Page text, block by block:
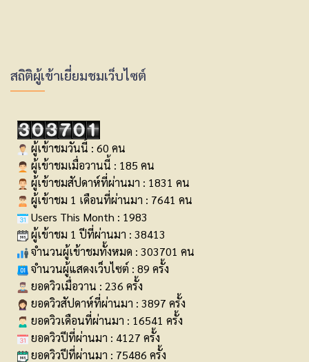
สถิติผู้เข้าเยี่ยมชมเว็บไซต์
ผู้เข้าชมวันนี้ : 60 คน
ผู้เข้าชมเมื่อวานนี้ : 185 คน
ผู้เข้าชมสัปดาห์ที่ผ่านมา : 1831 คน
ผู้เข้าชม 1 เดือนที่ผ่านมา : 7641 คน
Users This Month : 1983
ผู้เข้าชม 1 ปีที่ผ่านมา : 38413
จำนวนผู้เข้าชมทั้งหมด : 303701 คน
จำนวนผู้แสดงเว็บไซต์ : 89 ครั้ง
ยอดวิวเมื่อวาน : 236 ครั้ง
ยอดวิวสัปดาห์ที่ผ่านมา : 3897 ครั้ง
ยอดวิวเดือนที่ผ่านมา : 16541 ครั้ง
ยอดวิวปีที่ผ่านมา : 4127 ครั้ง
ยอดวิวปีที่ผ่านมา : 75486 ครั้ง